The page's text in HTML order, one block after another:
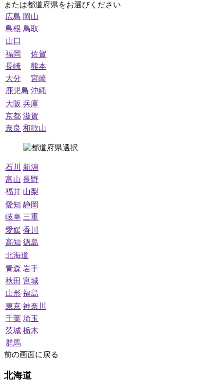
または都道府県をお選びください
広島 岡山
島根 鳥取
山口
福岡
佐賀
長崎
熊本
大分
宮崎
鹿児島 沖縄
大阪 兵庫
京都 滋賀
奈良 和歌山
石川
新潟
富山 長野
福井 山梨
愛知 静岡
岐阜 三重
愛媛 香川
高知 徳島
北海道
青森 岩手
秋田 宮城
山形 福島
東京 神奈川
千葉 埼玉
茨城 栃木
群馬
前の画面に戻る
北海道